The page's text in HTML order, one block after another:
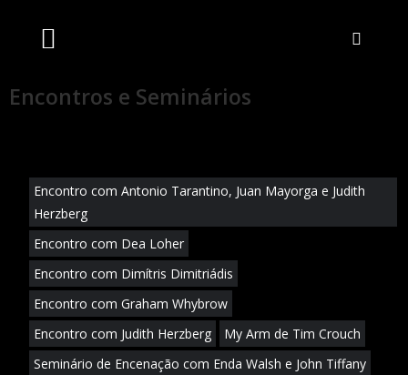
Encontros e Seminários
Encontro com Antonio Tarantino, Juan Mayorga e Judith
Herzberg
Encontro com Dea Loher
Encontro com Dimítris Dimitriádis
Encontro com Graham Whybrow
Encontro com Judith Herzberg
My Arm de Tim Crouch
Seminário de Encenação com Enda Walsh e John Tiffany